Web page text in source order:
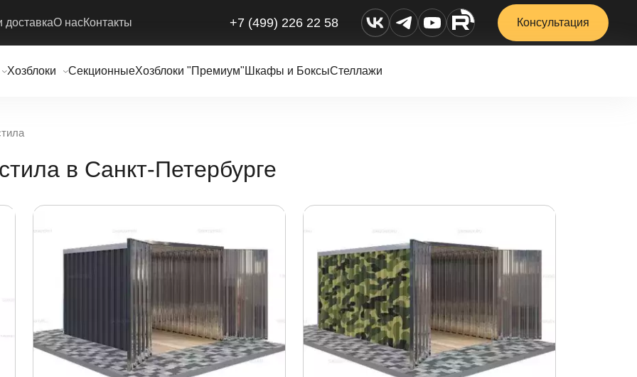
доставкаО насКонтакты +7 (499) 226 22 58 Консультация
Хозблоки СекционныеХозблоки "Премиум" Шкафы и БоксыСтеллажи
в Санкт-Петербурге